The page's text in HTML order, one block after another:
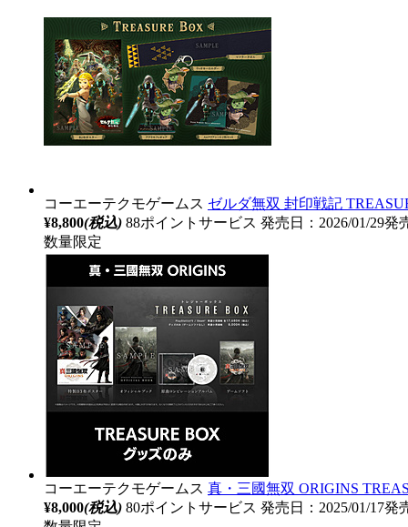
コーエーテクモゲームス ゼルダ無双 封印戦記
¥8,800(税込) 88ポイントサービス 発売日：2026/01/29発
数量限定
コーエーテクモゲームス 真・三國無双 ORIGINS
¥8,000(税込) 80ポイントサービス 発売日：2025/01/17発